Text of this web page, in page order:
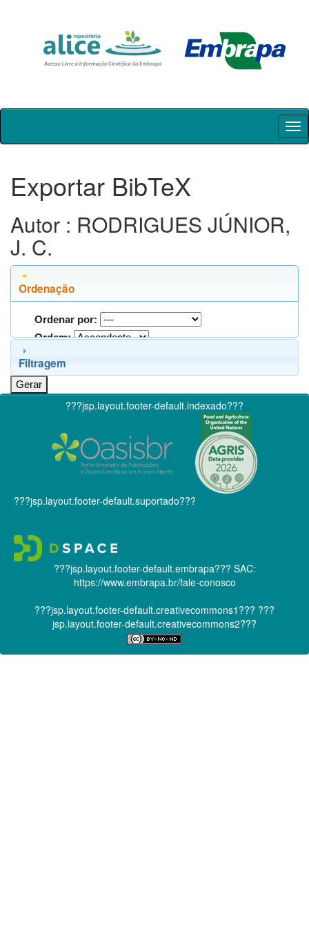
Skip
Exportar BibTeX
Autor : RODRIGUES JÚNIOR,
J. C.
Ordenação
Ordenar por:
Ordem:
Filtragem
???jsp.layout.footer-default.indexado???
???jsp.layout.footer-default.suportado???
???jsp.layout.footer-default.embrapa??? SAC:
https://www.embrapa.br/fale-conosco
???jsp.layout.footer-default.creativecommons1??? ???
jsp.layout.footer-default.creativecommons2???